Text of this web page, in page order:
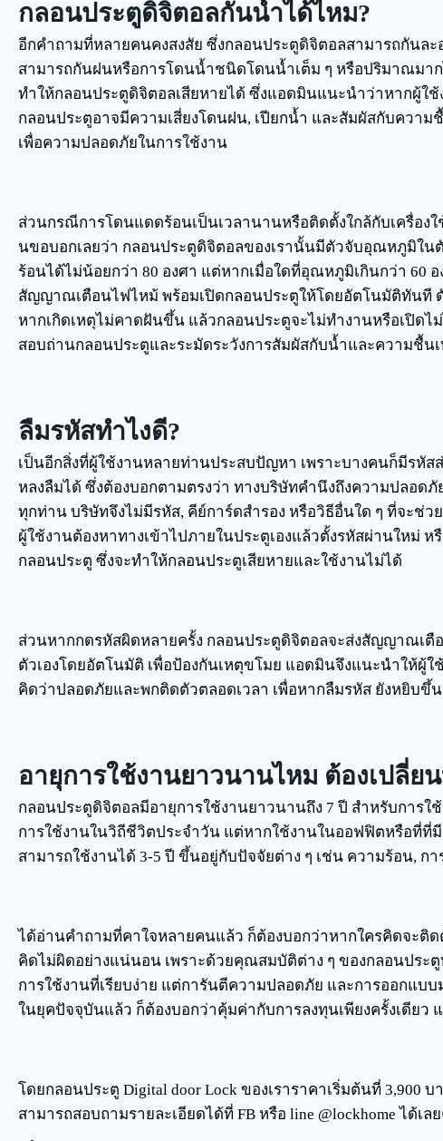
กลอนประตูดิจิตอลกันน้ำได้ไหม?
อีกคำถามที่หลายคนคงสงสัย ซึ่งกลอนประตูดิจิตอลสามารถกันล
สามารถกันฝนหรือการโดนน้ำชนิดโดนน้ำเต็ม ๆ หรือปริมาณมาก
ทำให้กลอนประตูดิจิตอลเสียหายได้ ซึ่งแอดมินแนะนำว่าหากผู้ใ
กลอนประตูอาจมีความเสี่ยงโดนฝน, เปียกน้ำ และสัมผัสกับควา
เพื่อความปลอดภัยในการใช้งาน
ส่วนกรณีการโดนแดดร้อนเป็นเวลานานหรือติดตั้งใกล้กับเครื่อง
นขอบอกเลยว่า กลอนประตูดิจิตอลของเรานั้นมีตัวจับอุณหภูมิใน
ร้อนได้ไม่น้อยกว่า 80 องศา แต่หากเมื่อใดที่อุณหภูมิเกินกว่า 60
สัญญาณเตือนไฟไหม้ พร้อมเปิดกลอนประตูให้โดยอัตโนมัติทันที
หากเกิดเหตุไม่คาดฝันขึ้น แล้วกลอนประตูจะไม่ทำงานหรือเปิดไ
สอบถ่านกลอนประตูและระมัดระวังการสัมผัสกับน้ำและความชื้น
ลืมรหัสทำไงดี?
เป็นอีกสิ่งที่ผู้ใช้งานหลายท่านประสบปัญหา เพราะบางคนก็มีรหั
หลงลืมได้ ซึ่งต้องบอกตามตรงว่า ทางบริษัทคำนึงถึงความปลอด
ทุกท่าน บริษัทจึงไม่มีรหัส, คีย์การ์ดสำรอง หรือวิธีอื่นใด ๆ ที่จะช่
ผู้ใช้งานต้องหาทางเข้าไปภายในประตูเองแล้วตั้งรหัสผ่านใหม่ ห
กลอนประตู ซึ่งจะทำให้กลอนประตูเสียหายและใช้งานไม่ได้
ส่วนหากกดรหัสผิดหลายครั้ง กลอนประตูดิจิตอลจะส่งสัญญาณเ
ตัวเองโดยอัตโนมัติ เพื่อป้องกันเหตุขโมย แอดมินจึงแนะนำให้ผู้
คิดว่าปลอดภัยและพกติดตัวตลอดเวลา เพื่อหากลืมรหัส ยังหยิบขึ้
อายุการใช้งานยาวนานไหม ต้องเปลี่ย
กลอนประตูดิจิตอลมีอายุการใช้งานยาวนานถึง 7 ปี สำหรับการ
การใช้งานในวิถีชีวิตประจำวัน แต่หากใช้งานในออฟฟิตหรือที่ที่มี
สามารถใช้งานได้ 3-5 ปี ขึ้นอยู่กับปัจจัยต่าง ๆ เช่น ความร้อน, ก
ได้อ่านคำถามที่คาใจหลายคนแล้ว ก็ต้องบอกว่าหากใครคิดจะติ
คิดไม่ผิดอย่างแน่นอน เพราะด้วยคุณสมบัติต่าง ๆ ของกลอนประ
การใช้งานที่เรียบง่าย แต่การันตีความปลอดภัย และการออกแบ
ในยุคปัจจุบันแล้ว ก็ต้องบอกว่าคุ้มค่ากับการลงทุนเพียงครั้งเดีย
โดยกลอนประตู Digital door Lock ของเราราคาเริ่มต้นที่ 3,900
สามารถสอบถามรายละเอียดได้ที่ FB หรือ line @lockhome ได้เ